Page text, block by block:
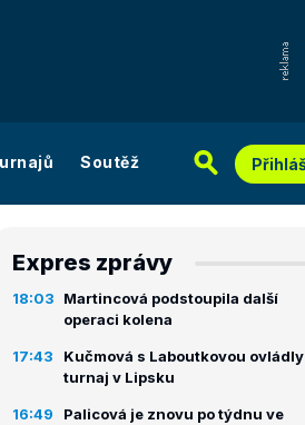
Soutěž
Expres zprávy
18:03
Martincová podstoupila další
operaci kolena
17:43
Kučmová s Laboutkovou ovládly
turnaj v Lipsku
16:49
Palicová je znovu po týdnu ve